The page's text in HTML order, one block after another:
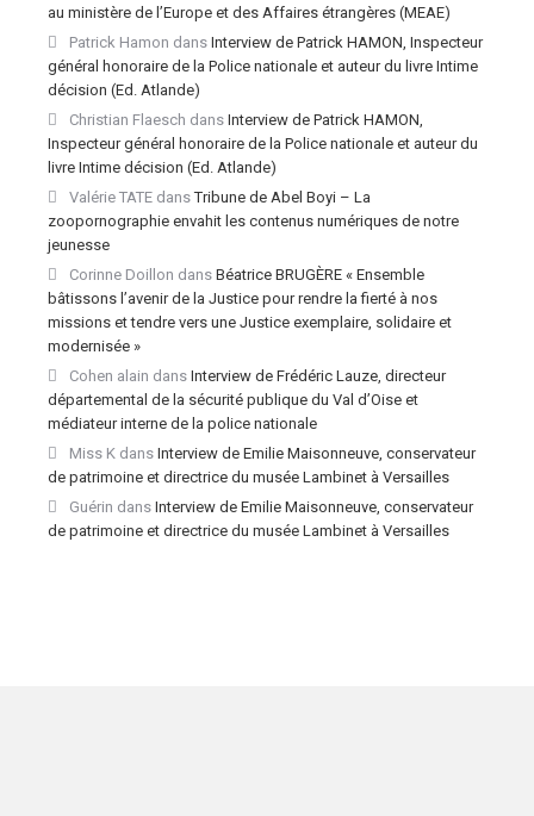
au ministère de l’Europe et des Affaires étrangères (MEAE)
Patrick Hamon dans Interview de Patrick HAMON, Inspecteur
général honoraire de la Police nationale et auteur du livre Intime
décision (Ed. Atlande)
Christian Flaesch dans Interview de Patrick HAMON,
Inspecteur général honoraire de la Police nationale et auteur du
livre Intime décision (Ed. Atlande)
Valérie TATE dansTribune de Abel Boyi – La
zoopornographie envahit les contenus numériques de notre
jeunesse
Corinne Doillon dans Béatrice BRUGÈRE « Ensemble
bâtissons l’avenir de la Justice pour rendre la fierté à nos
missions et tendre vers une Justice exemplaire, solidaire et
modernisée »
Cohen alain dans Interview de Frédéric Lauze, directeur
départemental de la sécurité publique du Val d’Oise et
médiateur interne de la police nationale
Miss K dans Interview de Emilie Maisonneuve, conservateur
de patrimoine et directrice du musée Lambinet à Versailles
Guérin dans Interview de Emilie Maisonneuve, conservateur
de patrimoine et directrice du musée Lambinet à Versailles